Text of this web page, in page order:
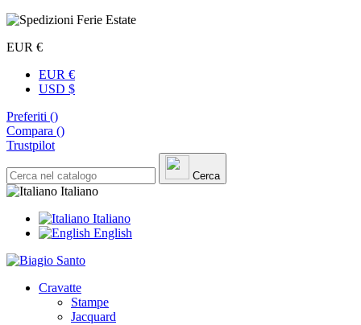
EUR €
EUR €
USD $
Preferiti ()
Compara ()
Trustpilot
Cerca
Italiano
Italiano
English
Cravatte
Stampe
Jacquard